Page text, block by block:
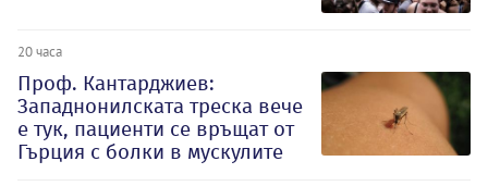
20 часа
Проф. Кантарджиев:
Западнонилската треска вече
е тук, пациенти се връщат от
Гърция с болки в мускулите